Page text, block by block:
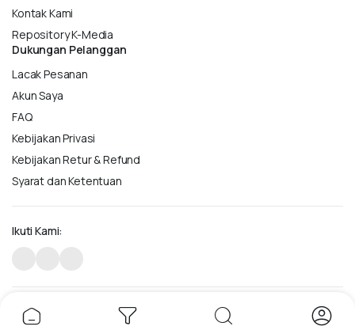
Kontak Kami
Repository K-Media
Dukungan Pelanggan
Lacak Pesanan
Akun Saya
FAQ
Kebijakan Privasi
Kebijakan Retur & Refund
Syarat dan Ketentuan
Ikuti Kami:
Hak Cipta 2024 © Penerbit K-Media.
Metode Pembayaran: